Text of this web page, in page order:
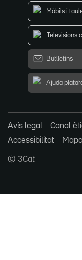
Mòbils i
Televisions
Butlletins
Ajuda
Avís legal Canal
Accessibilitat
© 3Cat